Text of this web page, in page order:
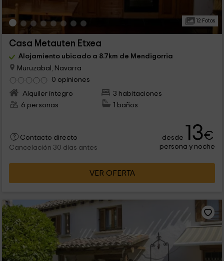
12 Fotos
Casa Metauten Etxea
Alojamiento ubicado a 8.7km de Mendigorria
Muruzabal, Navarra
0 opiniones
Alquiler íntegro
3 habitaciones
6 personas
1 baños
Contacto directo
Cancelación 30 días antes
desde 13€
persona y noche
VER OFERTA